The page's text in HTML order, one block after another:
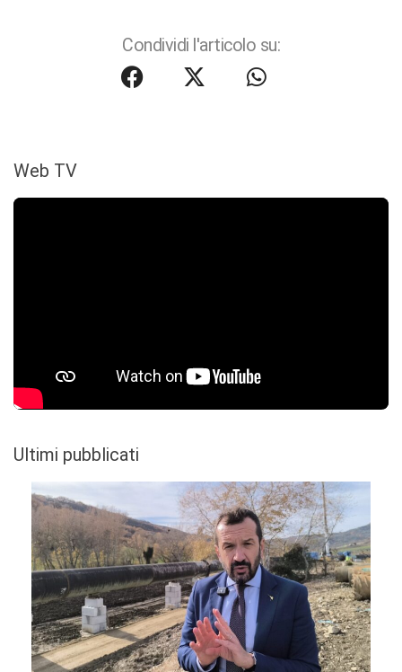
Condividi l'articolo su:
Web TV
Ultimi pubblicati